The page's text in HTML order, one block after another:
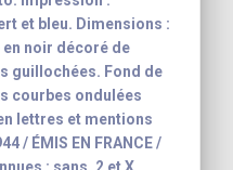
et bleu. Dimensions :
en noir décoré de
guillochées. Fond de
courbes ondulées
lettres et mentions
/ ÉMIS EN FRANCE /